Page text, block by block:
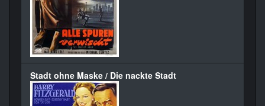
Stadt ohne Maske / Die nackte Stadt